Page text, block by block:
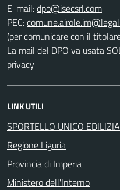
E-mail:
PEC:
(per comunicare con il
La mail del DPO va usata
privacy
LINK UTILI
SPORTELLO UNICO
Regione Liguria
Provincia di Imperia
Ministero dell'Interno